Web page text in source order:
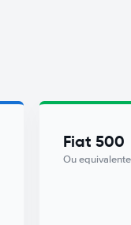
Fiat 500
Ou equivalente